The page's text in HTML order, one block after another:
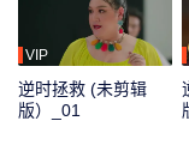
VIP
逆时拯救 (未剪辑
版）_01